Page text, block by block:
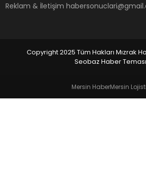
Reklam & İletişim
Copyright 2025 Tüm Hakları Mızrak
Seobaz Haber Teması
Mersin HaberMersin